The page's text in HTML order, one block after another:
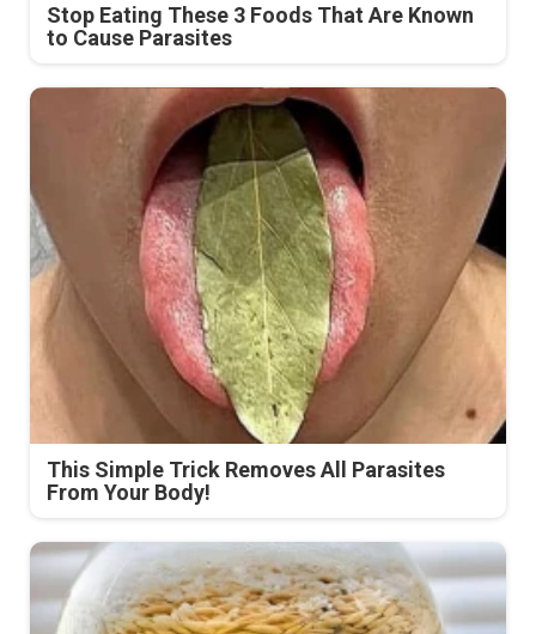
Stop Eating These 3 Foods That Are Known
to Cause Parasites
This Simple Trick Removes All Parasites
From Your Body!